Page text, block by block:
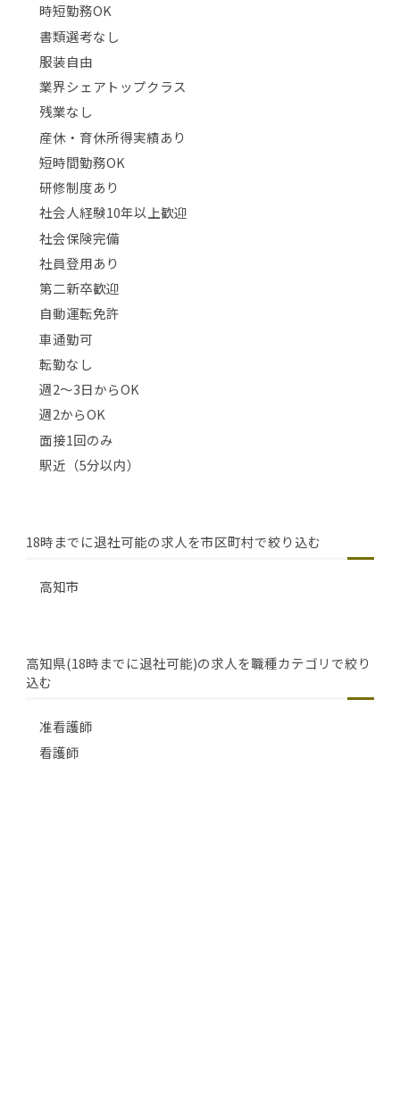
時短勤務OK
書類選考なし
服装自由
業界シェアトップクラス
残業なし
産休・育休所得実績あり
短時間勤務OK
研修制度あり
社会人経験10年以上歓迎
社会保険完備
社員登用あり
第二新卒歓迎
自動運転免許
車通勤可
転勤なし
週2〜3日からOK
週2からOK
面接1回のみ
駅近（5分以内）
18時までに退社可能の求人を市区町村で絞り込む
高知市
高知県(18時までに退社可能)の求人を職種カテゴリで絞り
込む
准看護師
看護師